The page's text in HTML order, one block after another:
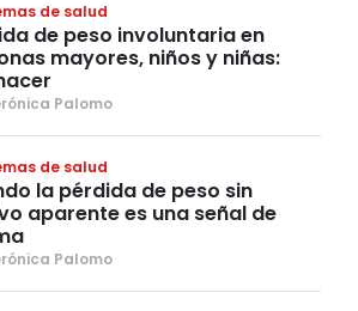
de salud
de peso involuntaria en
mayores, niños y niñas:
Palomo
de salud
la pérdida de peso sin
aparente es una señal de
Palomo